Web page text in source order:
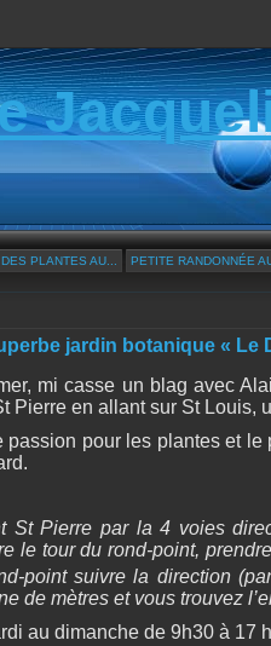
PLANTES AU... PETITE RANDONNÉE
jardin botanique « Le
mi casse un blag avec
Pierre en allant sur St Louis,
passion pour les plantes et
St Pierre par la 4 voies
le tour du rond-point,
point suivre la direction
de mètres et vous trouvez
au dimanche de 9h30 à 17